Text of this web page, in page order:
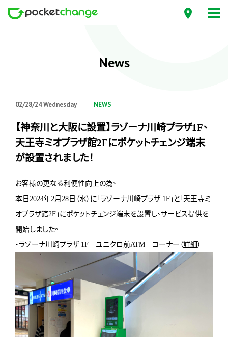
News
02/28/24 Wednesday NEWS
【神奈川と大阪に設置】ラゾーナ川崎プラザ1F、
天王寺ミオプラザ館2Fにポケットチェンジ端末
が設置されました！
お客様の更なる利便性向上の為、
本日2024年2月28日（水）に「ラゾーナ川崎プラザ 1F」と「天王寺ミ
オプラザ館2F」にポケットチェンジ端末を設置し、サービス提供を
開始しました。
・ラゾーナ川崎プラザ 1F ユニクロ前ATM コーナー（詳細）